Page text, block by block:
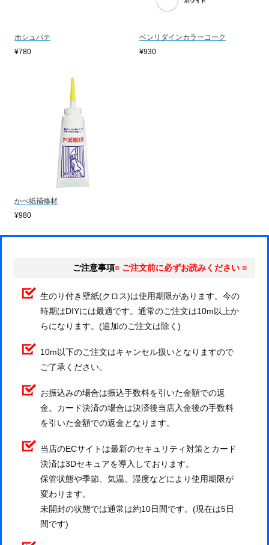
ホシュパテ
¥780
ベンリダインカラーコーク
¥930
かべ紙補修材
¥980
ご注意事項= ご注文前に必ずお読みください =
生のり付き壁紙(クロス)は使用期限があります。今の
時期はDIYには最適です。通常のご注文は10m以上か
らになります。(追加のご注文は除く)
10m以下のご注文はキャンセル扱いとなりますので
ご了承ください。
お振込みの場合は振込手数料を引いた金額での返
金。カード決済の場合は決済後当店入金後の手数料
を引いた金額での返金となります。
当店のECサイトは最新のセキュリティ対策とカード
決済は3Dセキュアを導入しております。
保管状態や季節、気温、湿度などにより使用期限が
変わります。
未開封の状態では通常は約10日間です。(現在は5日
間です)